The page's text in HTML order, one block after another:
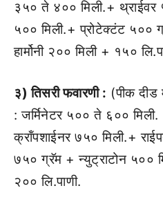
३५० ते ४०० मिली.+ थ्राईवर
५०० मिली.+ प्रोटेक्टंट ५००
हार्मोनी २०० मिली + १५०
३) तिसरी फवारणी : (पीक दीड
: जर्मिनेटर ५०० ते ६००
क्रॉंपशाईनर ७५० मिली.+
७५० ग्रॅम + न्युट्राटोन ५००
२०० लि.पाणी.